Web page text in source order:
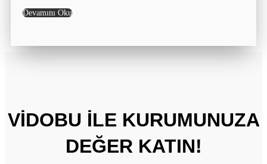
Devamını Oku
VİDOBU İLE KURUMUNUZA
DEĞER KATIN!